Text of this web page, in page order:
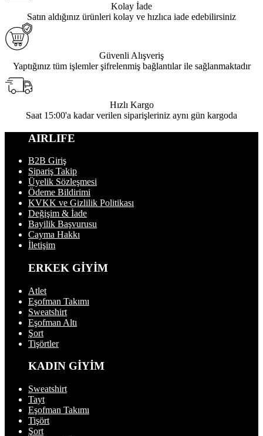
Kolay İade
Satın aldığınız ürünleri kolay ve hızlıca iade edebilirsiniz
Güvenli Alışveriş
Yaptığınız tüm işlemler şifrelenmiş bağlantılar ile sağlanmaktadır
Hızlı Kargo
Saat 15:00'a kadar verilen siparişleriniz aynı gün kargoda
AIRLIFE
B2B Giriş
Sipariş Takip
Üyelik Sözleşmesi
Ödeme Bildirimi
KVKK ve Gizlilik Politikası
Değişim & İade
Bayilik Başvurusu
Cayma Hakkı
İletişim
ERKEK GİYİM
Atlet
Eşofman Takımı
Sweatshirt
Eşofman Altı
Şort
Tişörtler
KADIN GİYİM
Sweatshirt
Tayt
Eşofman Takımı
Tişört
Şort